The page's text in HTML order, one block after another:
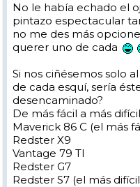
No le había echado el
pintazo espectacular
no me des más
querer uno de cada
Si nos ciñésemos solo
de cada esquí, sería
desencaminado?
De más fácil a más
Maverick 86 C (el más
Redster X9
Vantage 79 TI
Redster G7
Redster S7 (el más